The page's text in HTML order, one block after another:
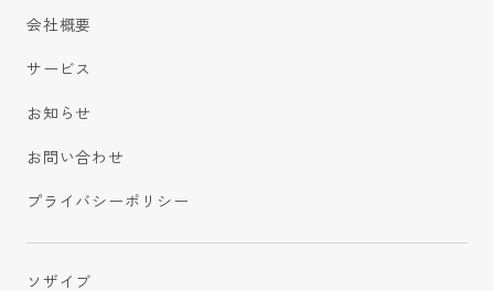
会社概要
サービス
お知らせ
お問い合わせ
プライバシーポリシー
ソザイブ